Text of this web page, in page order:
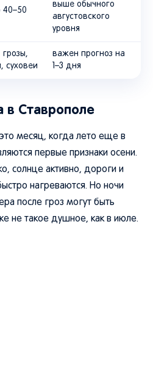
40–50
выше обычного
августовского
уровня
суховеи
важен прогноз на
1–3 дня
в Ставрополе
месяц, когда лето еще в
первые признаки осени.
солнце активно, дороги и
нагреваются. Но ночи
после гроз могут быть
не такое душное, как в июле.